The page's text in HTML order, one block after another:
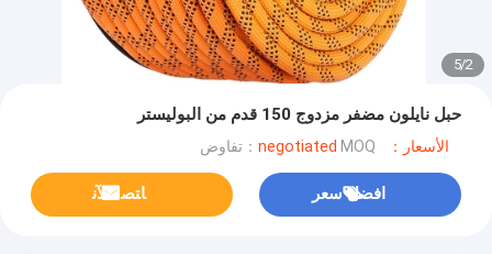
2
/
5
حبل نايلون مضفر مزدوج 150 قدم من البوليستر
الأسعار：negotiated MOQ：تفاوض
افضل سعر ﺎﺘﺼﻟ ﺍﻶﻧ